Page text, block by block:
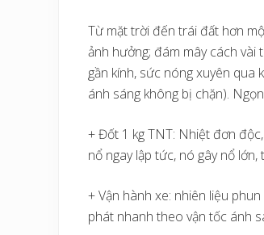
Từ mặt trời đến trái đất hơn
ảnh hưởng; đám mây cách
gần kính, sức nóng xuyên qua
ánh sáng không bị chặn).
+ Đốt 1 kg TNT: Nhiệt đơn
nổ ngay lập tức, nó gây nổ
+ Vận hành xe: nhiên liệu
phát nhanh theo vận tốc ánh